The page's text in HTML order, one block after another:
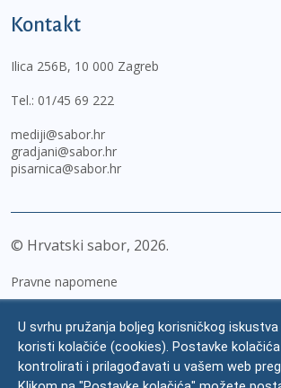
Kontakt
Ilica 256B, 10 000 Zagreb
Tel.: 01/45 69 222
mediji@sabor.hr
gradjani@sabor.hr
pisarnica@sabor.hr
© Hrvatski sabor, 2026
Pravne napomene
Zaštita osobnih podataka
Impressum
U svrhu pružanja boljeg korisničkog
koristi kolačiće (cookies). Postavke
kontrolirati i prilagođavati u vašem web